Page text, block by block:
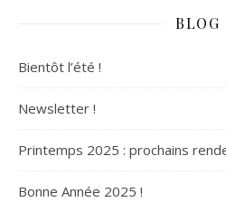
BLOG
Bientôt l’été !
Newsletter !
Printemps 2025 : prochains
Bonne Année 2025 !